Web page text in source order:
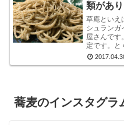
類があ
草庵といえ
シュランガ
屋さんです
定です。と
１０食とい
挽きがオー
蕎麦のインスタグラ